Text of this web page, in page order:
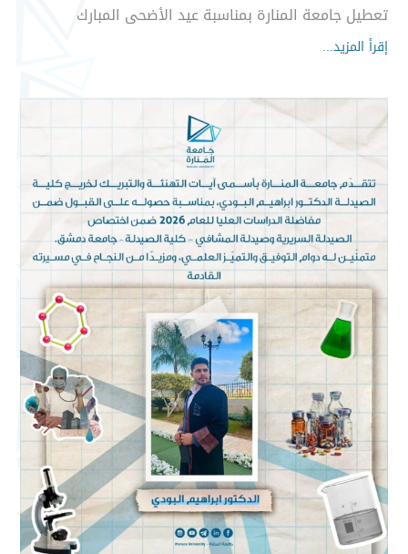
تعطيل جامعة المنارة بمناسبة عيد الأضحى المبارك
إقرأ المزيد...